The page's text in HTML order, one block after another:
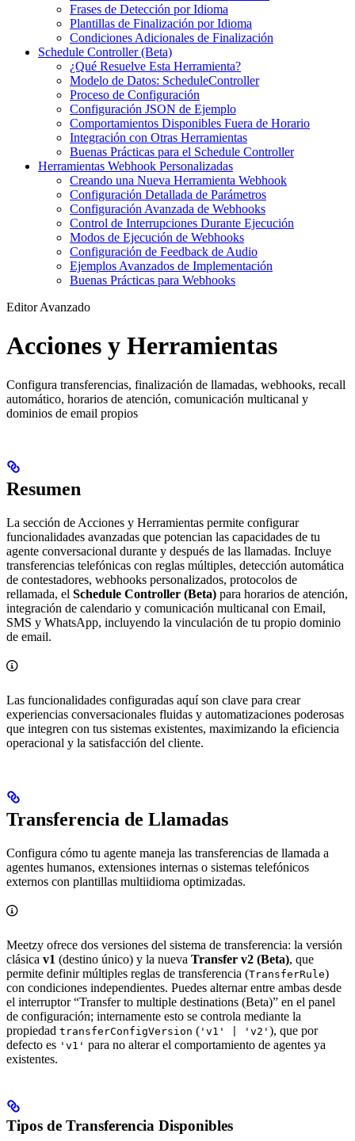
Frases de Detección por Idioma
Plantillas de Finalización por Idioma
Condiciones Adicionales de Finalización
Schedule Controller (Beta)
¿Qué Resuelve Esta Herramienta?
Modelo de Datos: ScheduleController
Proceso de Configuración
Configuración JSON de Ejemplo
Comportamientos Disponibles Fuera de Horario
Integración con Otras Herramientas
Buenas Prácticas para el Schedule Controller
Herramientas Webhook Personalizadas
Creando una Nueva Herramienta Webhook
Configuración Detallada de Parámetros
Configuración Avanzada de Webhooks
Control de Interrupciones Durante Ejecución
Modos de Ejecución de Webhooks
Configuración de Feedback de Audio
Ejemplos Avanzados de Implementación
Buenas Prácticas para Webhooks
Editor Avanzado
Acciones y Herramientas
Configura transferencias, finalización de llamadas, webhooks, recall
automático, horarios de atención, comunicación multicanal y
dominios de email propios
Resumen
La sección de Acciones y Herramientas permite configurar
funcionalidades avanzadas que potencian las capacidades de tu
agente conversacional durante y después de las llamadas. Incluye
transferencias telefónicas con reglas múltiples, detección automática
de contestadores, webhooks personalizados, protocolos de
rellamada, el Schedule Controller (Beta) para horarios de atención,
integración de calendario y comunicación multicanal con Email,
SMS y WhatsApp, incluyendo la vinculación de tu propio dominio
de email.
Las funcionalidades configuradas aquí son clave para crear
experiencias conversacionales fluidas y automatizaciones poderosas
que integren con tus sistemas existentes, maximizando la eficiencia
operacional y la satisfacción del cliente.
Transferencia de Llamadas
Configura cómo tu agente maneja las transferencias de llamada a
agentes humanos, extensiones internas o sistemas telefónicos
externos con plantillas multiidioma optimizadas.
Meetzy ofrece dos versiones del sistema de transferencia: la versión
clásica v1 (destino único) y la nueva Transfer v2 (Beta), que
permite definir múltiples reglas de transferencia (TransferRule)
con condiciones independientes. Puedes alternar entre ambas desde
el interruptor “Transfer to multiple destinations (Beta)” en el panel
de configuración; internamente esto se controla mediante la
propiedad transferConfigVersion ( 'v1' | 'v2' ), que por
defecto es 'v1' para no alterar el comportamiento de agentes ya
existentes.
Tipos de Transferencia Disponibles